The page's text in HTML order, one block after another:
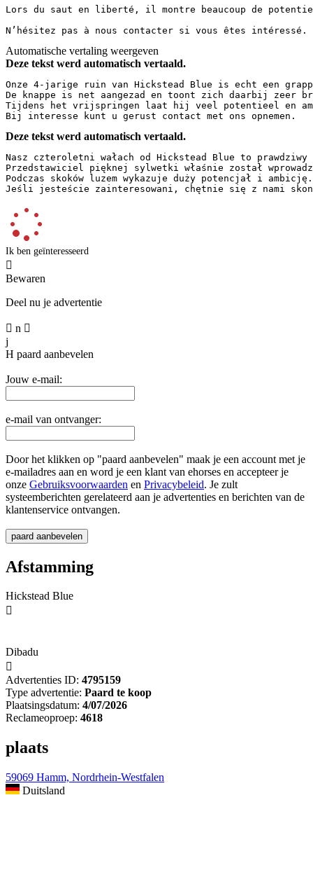
Lors du saut en liberté, il montre beaucoup de
N’hésitez pas à nous contacter si vous êtes intéressé.
Automatische vertaling weergeven
Deze tekst werd automatisch vertaald.
Onze 4-jarige ruin van Hickstead Blue is echt een
De knappe is net aangezad en toont zich daarbij
Tijdens het vrijspringen laat hij veel potentieel en
Bij interesse kunt u gerust contact met ons opnemen.
Deze tekst werd automatisch vertaald.
Nasz czteroletni wałach od Hickstead Blue to
Przedstawiciel pięknej sylwetki właśnie został
Podczas skoków luzem wykazuje duży potencjał i
Jeśli jesteście zainteresowani, chętnie się z nami
Ik ben geïnteresseerd

Bewaren
Deel nu je advertentie
 n 
j
H paard aanbevelen
Jouw e-mail:
e-mail van ontvanger:
Door het klikken op "paard aanbevelen" maak je een account met je
e-mailadres aan en word je een klant van ehorses en accepteer je
onze Gebruiksvoorwaarden en Privacybeleid. Je zult
systeemberichten gerelateerd aan je advertenties en berichten van de
klantenservice ontvangen.
Afstamming
Hickstead Blue

Dibadu

Advertenties ID: 4795159
Type advertentie: Paard te koop
Plaatsingsdatum: 4/07/2026
Reclameoproep: 4618
plaats
59069 Hamm, Nordrhein-Westfalen
Duitsland